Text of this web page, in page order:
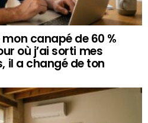
canapé de 60 %
où j’ai sorti mes
il a changé de ton